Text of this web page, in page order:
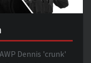
Dennis 'crunk'